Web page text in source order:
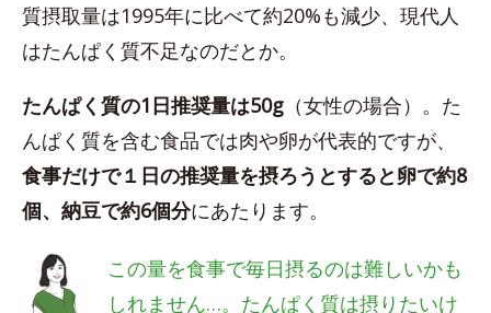
質摂取量は1995年に比べて約20%も減少、現代人
はたんぱく質不足なのだとか。
たんぱく質の1日推奨量は50g （女性の場合）。た
んぱく質を含む食品では肉や卵が代表的ですが、
食事だけで１日の推奨量を摂ろうとすると卵で約8
個、納豆で約6個分にあたります。
この量を食事で毎日摂るのは難しいかも
しれません…。たんぱく質は摂りたいけ